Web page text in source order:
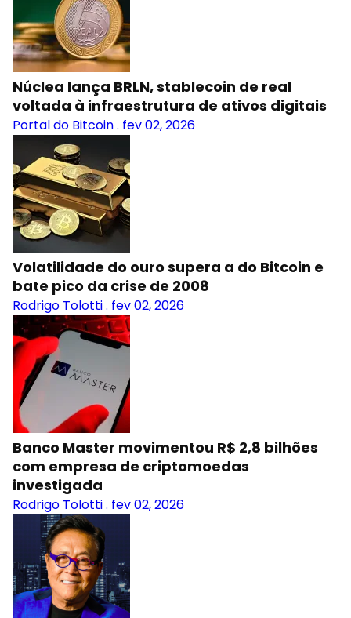
Núclea lança BRLN, stablecoin de real
voltada à infraestrutura de ativos digitais
Portal do Bitcoin. fev 02, 2026
Volatilidade do ouro supera a do Bitcoin e
bate pico da crise de 2008
Rodrigo Tolotti. fev 02, 2026
Banco Master movimentou R$ 2,8 bilhões
com empresa de criptomoedas
investigada
Rodrigo Tolotti. fev 02, 2026